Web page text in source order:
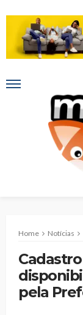
Home Notícias
pela